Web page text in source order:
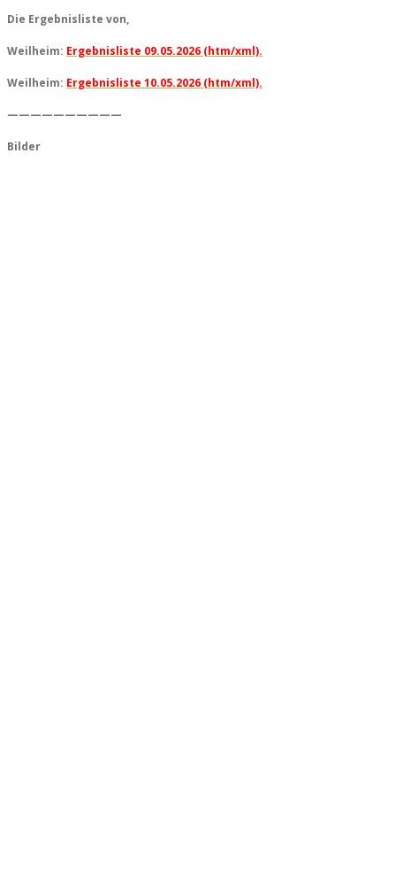
Die Ergebnisliste von,
Weilheim: Ergebnisliste 09.05.2026 (htm/xml).
Weilheim: Ergebnisliste 10.05.2026 (htm/xml).
——————————
Bilder